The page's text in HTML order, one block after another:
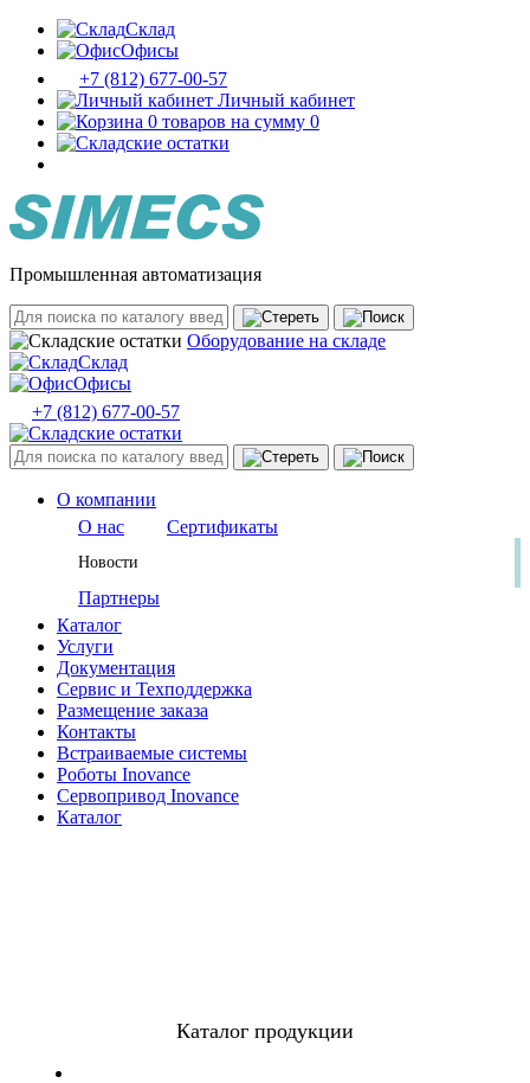
Склад
Офисы
+7 (812) 677-00-57
Личный кабинет
0 товаров на сумму 0
Промышленная автоматизация
Оборудование на складе
Склад
Офисы
+7 (812) 677-00-57
О компании
О нас
Сертификаты
Новости
Партнеры
Каталог
Услуги
Документация
Сервис и Техподдержка
Размещение заказа
Контакты
Встраиваемые системы
Роботы Inovance
Сервопривод Inovance
Каталог
Каталог продукции